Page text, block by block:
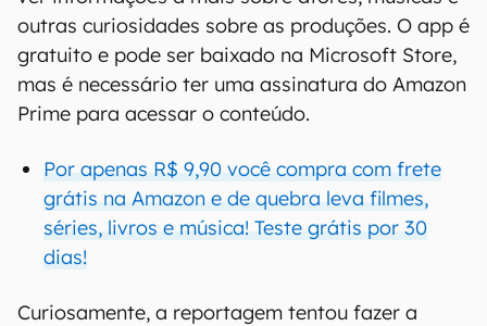
outras curiosidades sobre as produções. O app é
gratuito e pode ser baixado na Microsoft Store,
mas é necessário ter uma assinatura do Amazon
Prime para acessar o conteúdo.
Por apenas R$ 9,90 você compra com frete
grátis na Amazon e de quebra leva filmes,
séries, livros e música! Teste grátis por 30
dias!
Curiosamente, a reportagem tentou fazer a